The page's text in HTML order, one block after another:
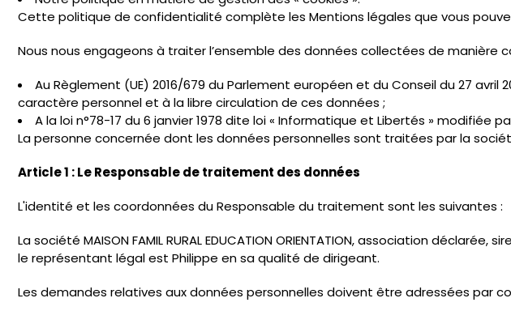
Cette politique de confidentialité complète les Mentions légales que vous
Nous nous engageons à traiter l’ensemble des données collectées de manière
Au Règlement (UE) 2016/679 du Parlement européen et du Conseil du 27
caractère personnel et à la libre circulation de ces données ;
A la loi n°78-17 du 6 janvier 1978 dite loi « Informatique et Libertés » modifiée
La personne concernée dont les données personnelles sont traitées par la
Article 1 : Le Responsable de traitement des données
L'identité et les coordonnées du Responsable du traitement sont les suivantes :
La société MAISON FAMIL RURAL EDUCATION ORIENTATION, association déclarée,
le représentant légal est Philippe en sa qualité de dirigeant.
Les demandes relatives aux données personnelles doivent être adressées par